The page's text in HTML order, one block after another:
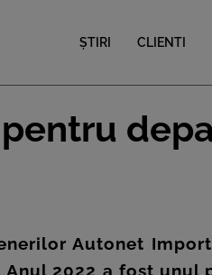
ȘTIRI CLIENTI
Autonet
2022 a fost